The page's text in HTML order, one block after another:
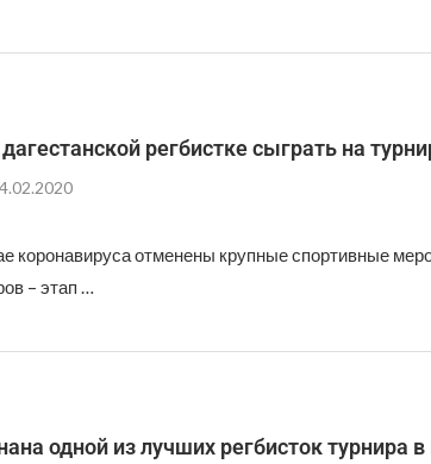
регбистке сыграть на
коронавируса отменены крупные спортивные
– этап …
одной из лучших регбисток турнира